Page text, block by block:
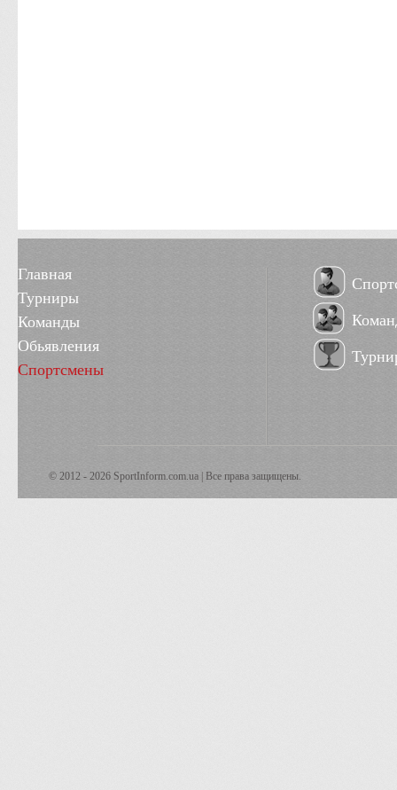
Главная
Турниры
Команды
Обьявления
Спортсмены
© 2012 - 2026 SportInform.com.ua | Все права защищены.